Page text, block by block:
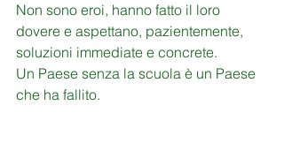
Non sono eroi, hanno fatto il loro
dovere e aspettano, pazientemente,
soluzioni immediate e concrete.
Un Paese senza la scuola è un Paese
che ha fallito.